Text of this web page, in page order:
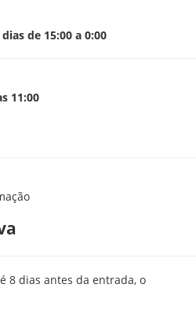
de 15:00 a 0:00
11:00
8 dias antes da entrada, o